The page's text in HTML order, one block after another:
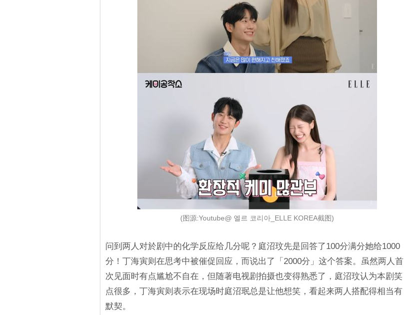
(图源:Youtube@ 엘르 코리아_ELLE KOREA截图)
问到两人对於剧中的化学反应给几分呢？庭沼玟先是回答了100分满分她给1000
分！丁海寅则在思考中被催促回应，而说出了「2000分」这个答案。虽然两人首
次见面时有点尴尬不自在，但随著电视剧拍摄也变得熟悉了，庭沼玟认为本剧笑
点很多，丁海寅则表示在现场时庭沼珉总是让他想笑，看起来两人搭配得相当有
默契。